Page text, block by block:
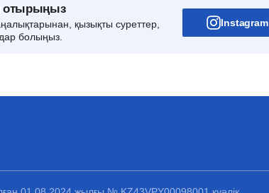
отырыңыз
қызықты суреттер,
болыңыз.
Instagram